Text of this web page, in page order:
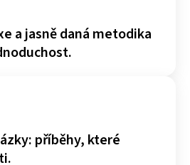
a jasně daná metodika
příběhy, které